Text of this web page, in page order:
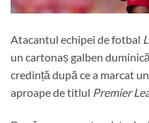
Atacantul echipei de fotbal
un cartonaș galben
credință după ce a marcat
aproape de titlul Premier